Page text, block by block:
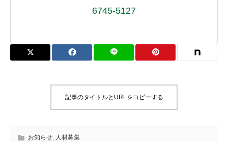
6745-5127
記事のタイトルとURLをコピーする
お知らせ, 人材募集